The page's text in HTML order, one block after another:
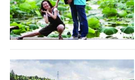
带您进入梦幻电影世
新之路